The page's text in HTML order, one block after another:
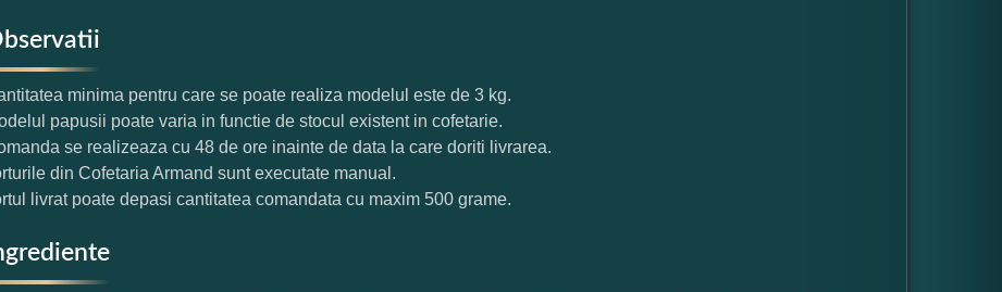
minima pentru care se poate realiza modelul este de 3 kg.
papusii poate varia in functie de stocul existent in cofetarie.
se realizeaza cu 48 de ore inainte de data la care doriti livrarea.
din Cofetaria Armand sunt executate manual.
livrat poate depasi cantitatea comandata cu maxim 500 grame.